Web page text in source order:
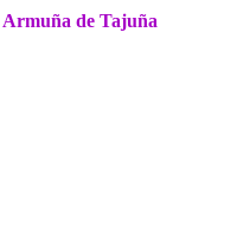
Armuña de Tajuña